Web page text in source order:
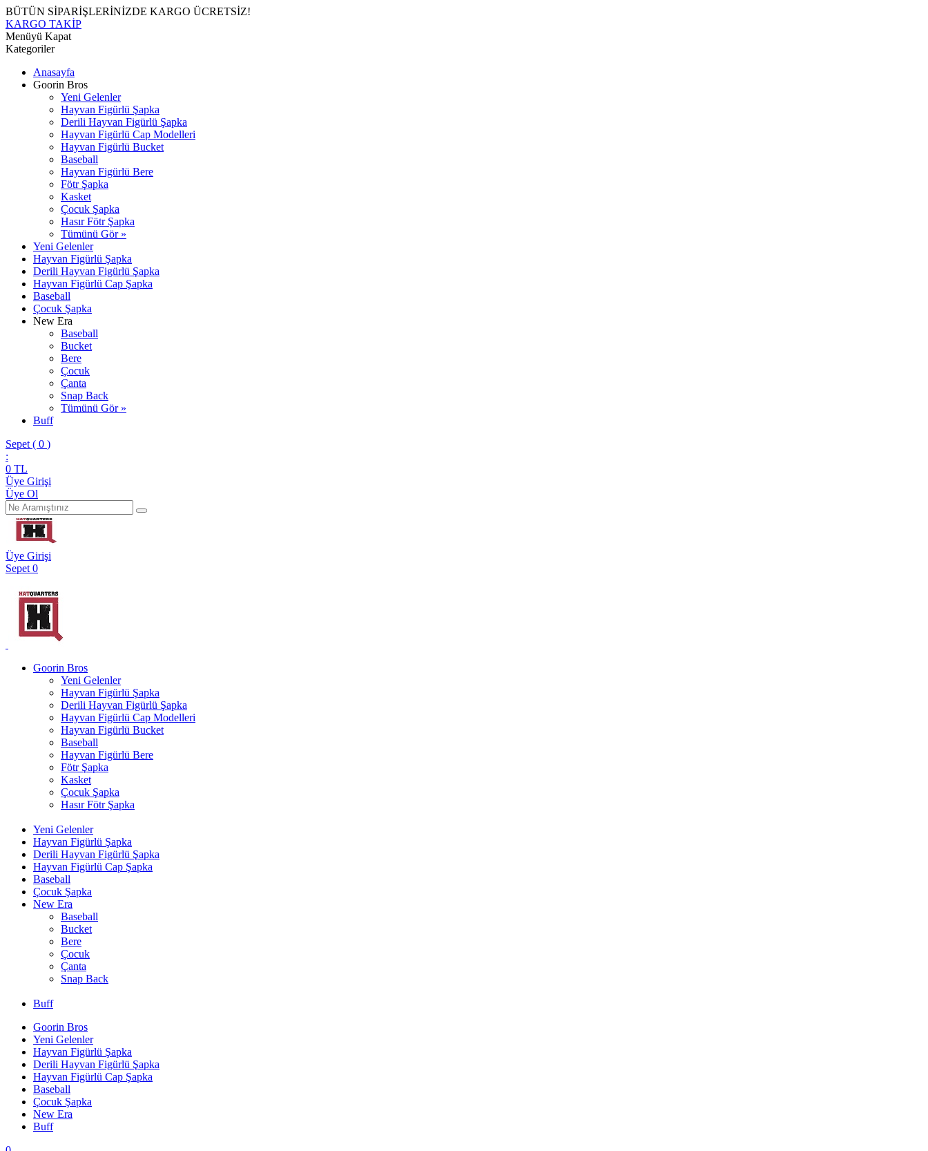
BÜTÜN SİPARİŞLERİNİZDE KARGO ÜCRETSİZ!
KARGO TAKİP
Menüyü Kapat
Kategoriler
Anasayfa
Goorin Bros
Yeni Gelenler
Hayvan Figürlü Şapka
Derili Hayvan Figürlü Şapka
Hayvan Figürlü Cap Modelleri
Hayvan Figürlü Bucket
Baseball
Hayvan Figürlü Bere
Fötr Şapka
Kasket
Çocuk Şapka
Hasır Fötr Şapka
Tümünü Gör »
Yeni Gelenler
Hayvan Figürlü Şapka
Derili Hayvan Figürlü Şapka
Hayvan Figürlü Cap Şapka
Baseball
Çocuk Şapka
New Era
Baseball
Bucket
Bere
Çocuk
Çanta
Snap Back
Tümünü Gör »
Buff
Sepet ( 0 )
:
0 TL
Üye Girişi
Üye Ol
Üye Girişi
Sepet 0
Goorin Bros
Yeni Gelenler
Hayvan Figürlü Şapka
Derili Hayvan Figürlü Şapka
Hayvan Figürlü Cap Modelleri
Hayvan Figürlü Bucket
Baseball
Hayvan Figürlü Bere
Fötr Şapka
Kasket
Çocuk Şapka
Hasır Fötr Şapka
Yeni Gelenler
Hayvan Figürlü Şapka
Derili Hayvan Figürlü Şapka
Hayvan Figürlü Cap Şapka
Baseball
Çocuk Şapka
New Era
Baseball
Bucket
Bere
Çocuk
Çanta
Snap Back
Buff
Goorin Bros
Yeni Gelenler
Hayvan Figürlü Şapka
Derili Hayvan Figürlü Şapka
Hayvan Figürlü Cap Şapka
Baseball
Çocuk Şapka
New Era
Buff